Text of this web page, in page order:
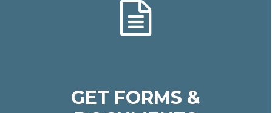
GET FORMS &